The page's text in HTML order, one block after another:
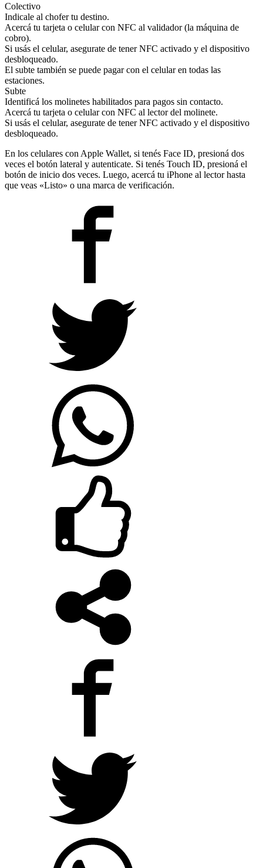
Colectivo
Indicale al chofer tu destino.
Acercá tu tarjeta o celular con NFC al validador (la máquina de
cobro).
Si usás el celular, asegurate de tener NFC activado y el dispositivo
desbloqueado.
El subte también se puede pagar con el celular en todas las
estaciones.
Subte
Identificá los molinetes habilitados para pagos sin contacto.
Acercá tu tarjeta o celular con NFC al lector del molinete.
Si usás el celular, asegurate de tener NFC activado y el dispositivo
desbloqueado.
En los celulares con Apple Wallet, si tenés Face ID, presioná dos
veces el botón lateral y autenticate. Si tenés Touch ID, presioná el
botón de inicio dos veces. Luego, acercá tu iPhone al lector hasta
que veas «Listo» o una marca de verificación.